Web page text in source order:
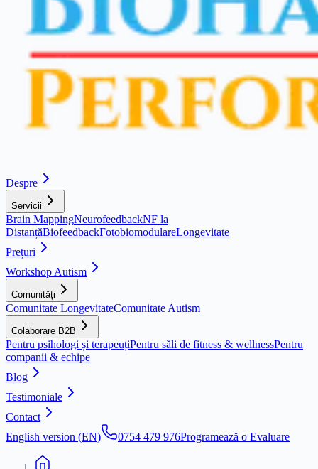
Despre
Servicii
Brain MappingNeurofeedbackNF la
DistanțăBiofeedbackFotobiomodulareLongevitate
Prețuri
Workshop Autism
Comunități
Comunitate LongevitateComunitate Autism
Colaborare B2B
Pentru psihologi și terapeuțiPentru săli de fitness & wellnessPentru
companii & echipe
Blog
Testimoniale
Contact
English version (EN)
0754 479 976Programează o Evaluare